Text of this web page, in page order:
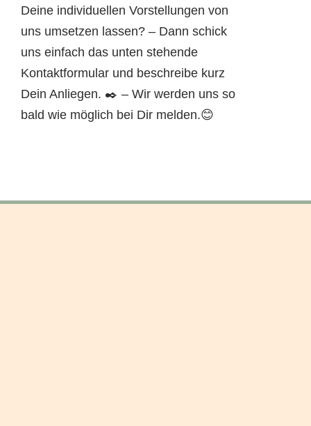
Deine individuellen Vorstellungen von
uns umsetzen lassen? – Dann schick
uns einfach das unten stehende
Kontaktformular und beschreibe kurz
Dein Anliegen. ✒️ – Wir werden uns so
bald wie möglich bei Dir melden.😊